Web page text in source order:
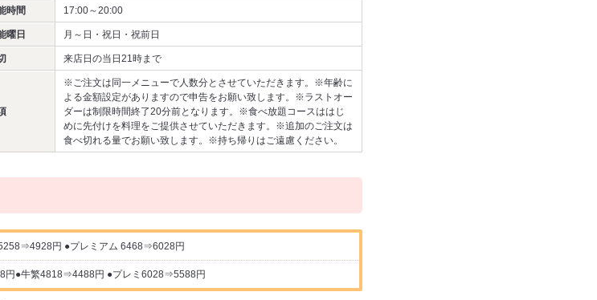
時間 17:00～20:00
曜日 月～日・祝日・祝前日
来店日の当日21時まで
※ご注文は同一メニューで人数分とさせていただきます。※年齢に
よる金額設定がありますので申告をお願い致します。※ラストオー
ダーは制限時間終了20分前となります。※食べ放題コースははじ
めに先付けを料理をご提供させていただきます。※追加のご注文は
食べ切れる量でお願い致します。※持ち帰りはご遠慮ください。
円 ●プレミアム 6468⇒6028円
円●牛繁4818⇒4488円 ●プレミ6028⇒5588円